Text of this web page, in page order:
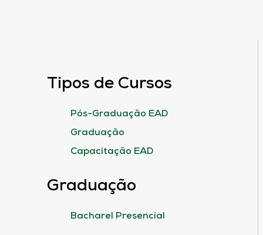
Tipos de Cursos
Pós-Graduação EAD
Graduação
Capacitação EAD
Graduação
Bacharel Presencial